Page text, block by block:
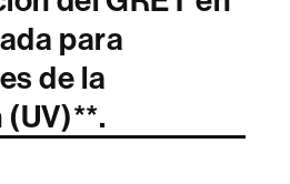
para
de la